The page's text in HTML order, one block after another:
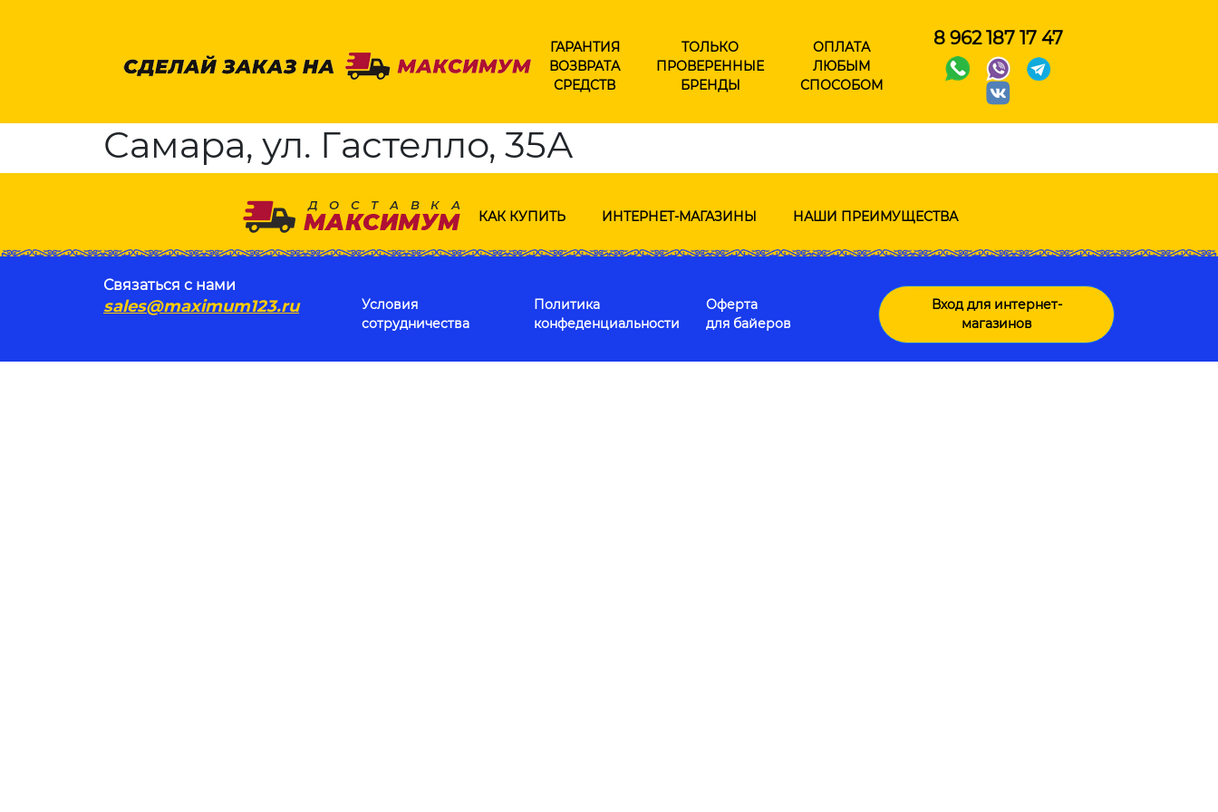
ГАРАНТИЯ
ВОЗВРАТА
СРЕДСТВ
ТОЛЬКО
ПРОВЕРЕННЫЕ
БРЕНДЫ
ОПЛАТА
ЛЮБЫМ
СПОСОБОМ
8 962 187 17 47
Самара, ул. Гастелло, 35А
КАК КУПИТЬ ИНТЕРНЕТ-МАГАЗИНЫ НАШИ ПРЕИМУЩЕСТВА
Связаться с нами
sales@maximum123.ru
Условия
сотрудничества
Политика
конфеденциальности
Оферта
для байеров
Вход для интернет-
магазинов